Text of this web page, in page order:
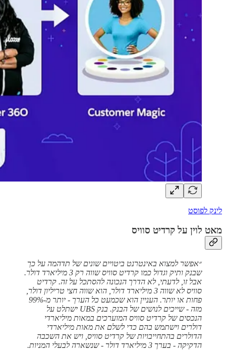
לינק לפוסט
מאט לוין על קרדיט סוויס
״אפשר למצוא באינטרנט ביטויים שונים של תדהמה על כך
שבנק ותיק וגדול כמו קרדיט סוויס שווה רק 3 מיליארד דולר.
אבל זו, לדעתי, לא הדרך הנכונה להסתכל על זה. קרדיט
סוויס לא שווה 3 מיליארד דולר, הוא שווה חצי טריליון דולר,
פחות או יותר. העניין הוא שכמעט כל הערך - יותר מ-99%
מזה - שייכים לנושים של הבנק. בנק UBS ישתלט על
הנכסים של קרדיט סוויס המוערכים במאות מיליארדי
דולרים וישתמש בהם כדי לשלם את מאות מיליארדי
הדולרים בהתחייבויות של קרדיט סוויס, ויש את השכבה
הדקיקה - בערך 3 מיליארד דולר - שנשארה לבעלי המניות.